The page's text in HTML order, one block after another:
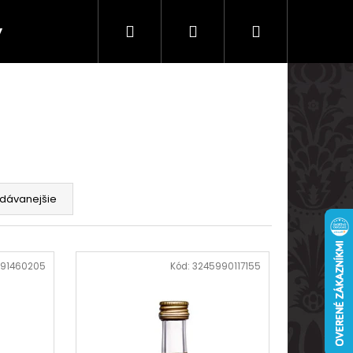
Doprava a platbyHľadať PrihlásenieNákupný
Kód: 3245990117155